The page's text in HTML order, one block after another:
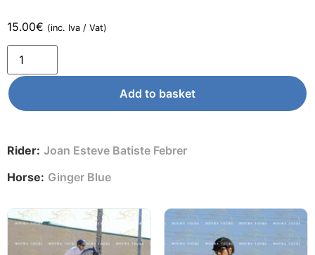
15.00€ (inc. Iva / Vat)
Add to basket
Rider: Joan Esteve Batiste Febrer
Horse: Ginger Blue